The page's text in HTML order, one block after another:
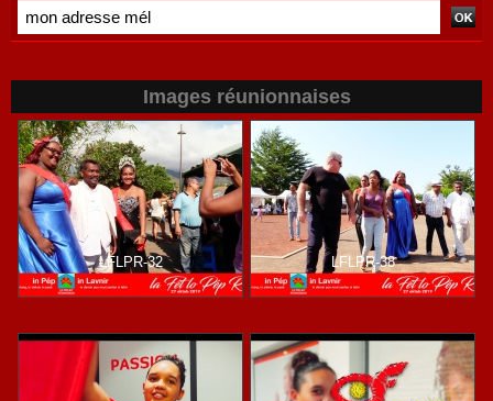
Images réunionnaises
LFLPR-32 LFLPR-38